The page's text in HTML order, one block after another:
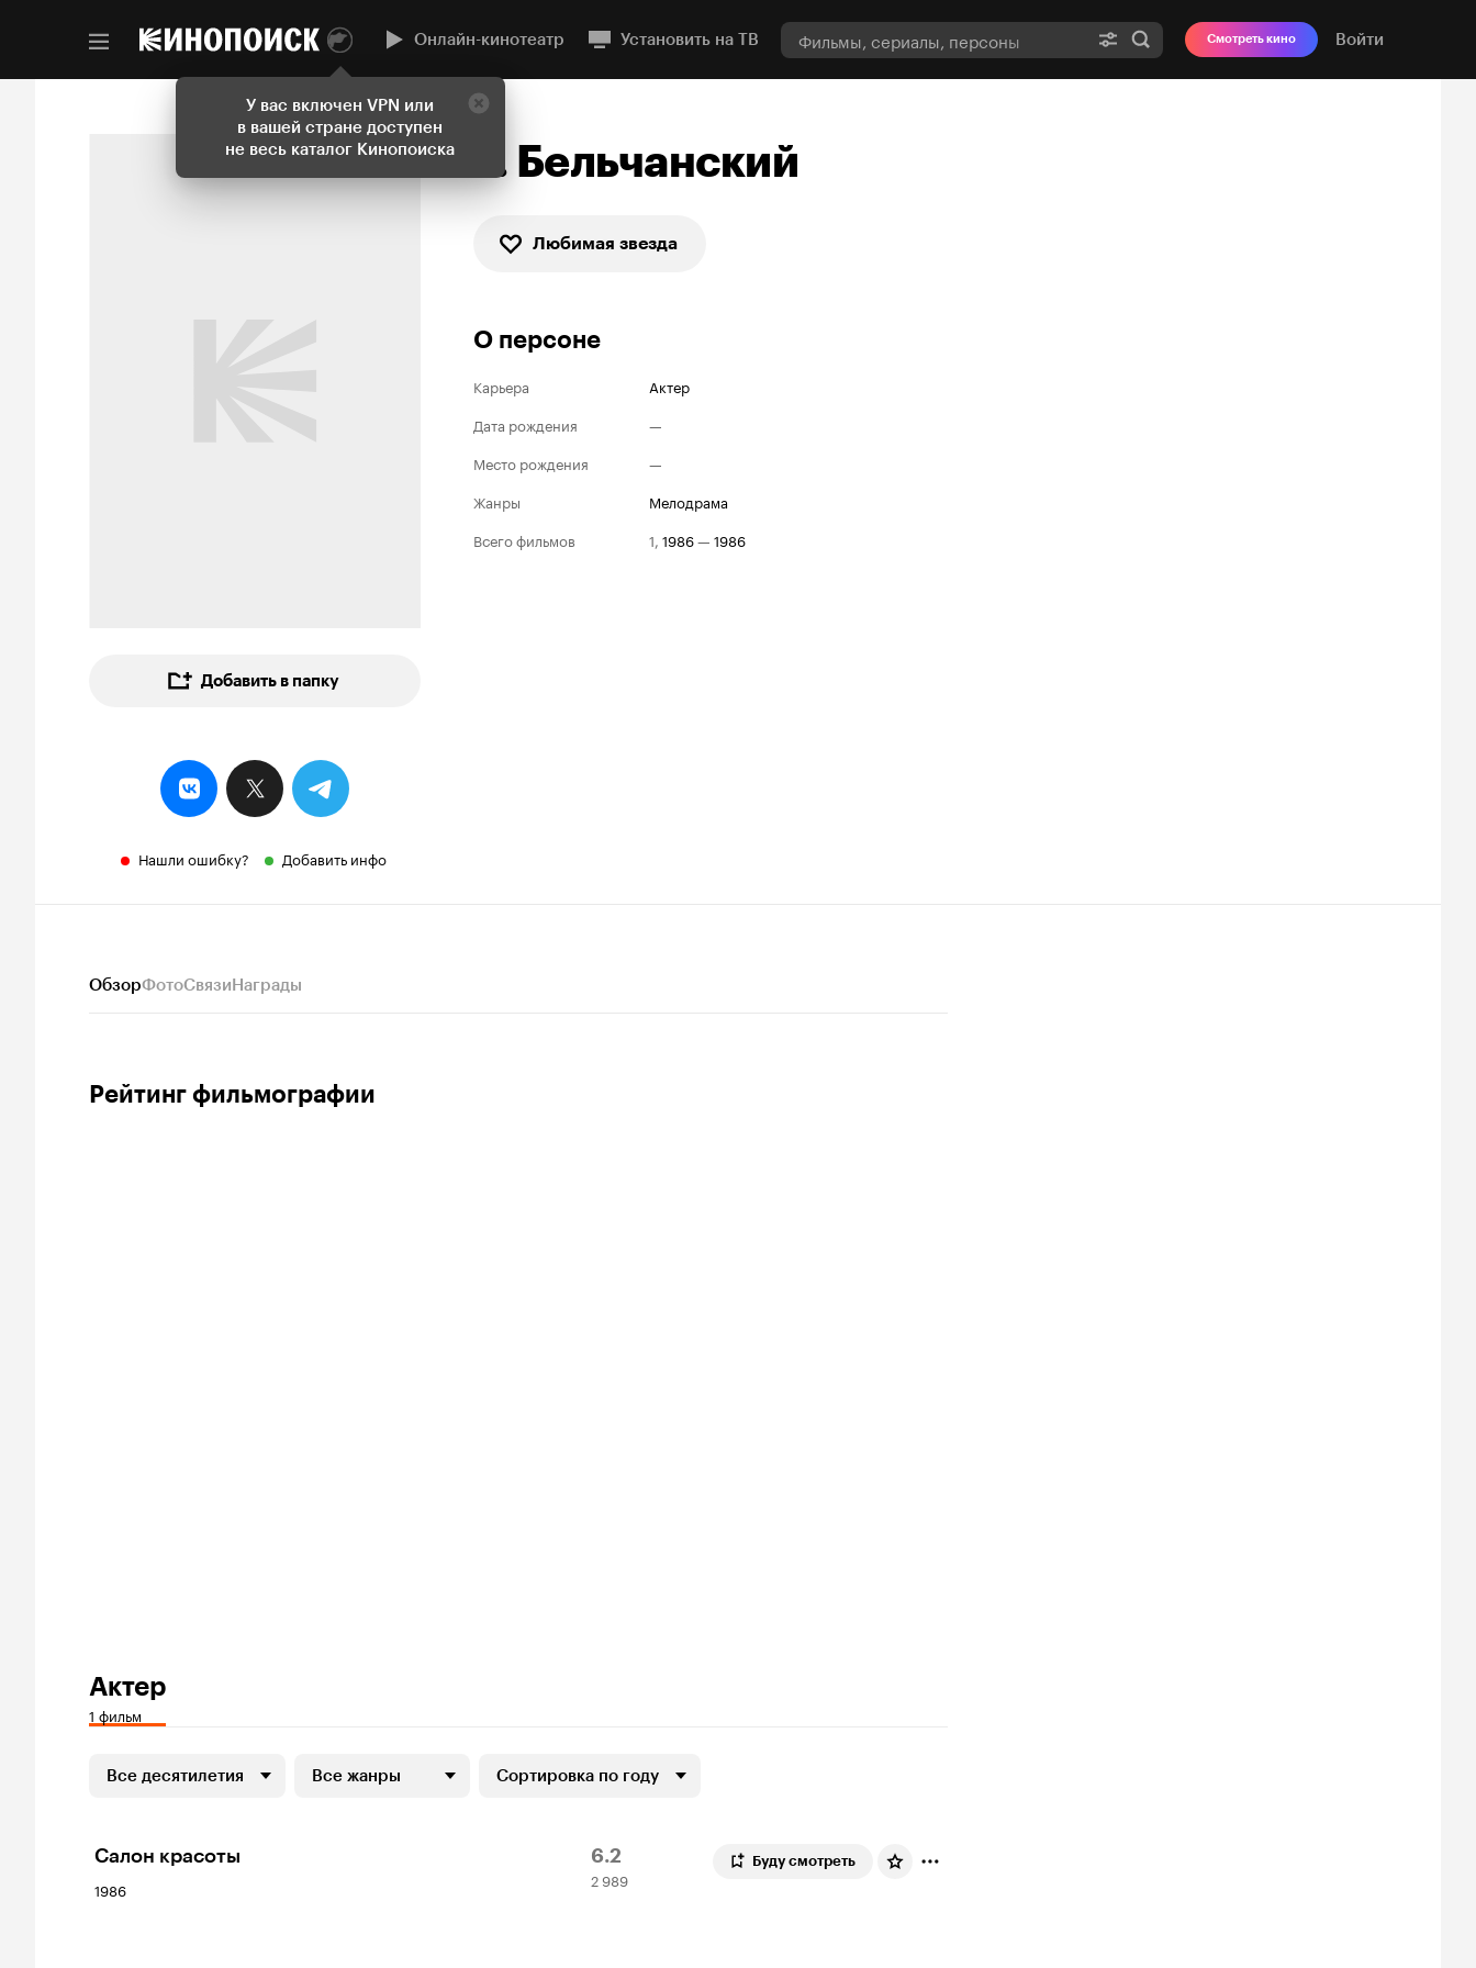
У вас включен VPN или
в вашей стране доступен
не весь каталог Кинопоиска
Онлайн-кинотеатр Установить на ТВ Смотреть кино Войти
Добавить в папку
Нашли ошибку? Добавить инфо
Т. Бельчанский
Любимая звезда
О персоне
Карьера
Актер
Дата рождения
—
Место рождения
—
Жанры
мелодрама
Всего фильмов
1, 1986— 1986
ОбзорФотоСвязиНаграды
Рейтинг фильмографии
Актер
1 фильм
Все десятилетия Все жанры Сортировка по году
Салон красоты
1986
Рейтинг
Кинопоиска
6.2
2
989
2 989
Буду смотреть